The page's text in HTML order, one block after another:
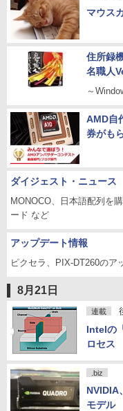
マウス
住所録
名職人
～
AMD自
券がも
ダイジェスト・ニュース
MONOCO、日本語配列を
ード など
アップデート情報
ピクセラ、PIX-DT260のア
8月21日
連載
Intelの
ロセス
.biz
NVIDIA
モデル